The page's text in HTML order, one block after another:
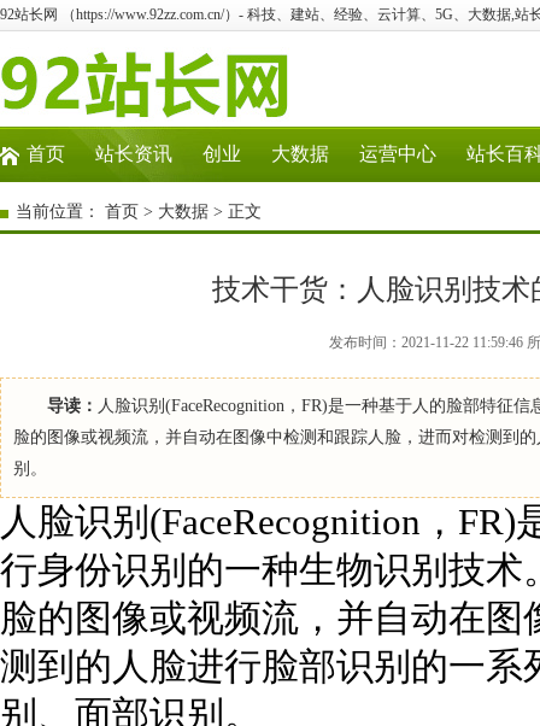
92站长网 （https://www.92zz.com.cn/）- 科技、建站、经验、云计算、5G、大数据,站
首页 站长资讯 创业 大数据 运营中心 站长百
当前位置： 首页 > 大数据 > 正文
技术干货：人脸识别技
发布时间：2021-11-22 11:59:46
导读： 人脸识别(FaceRecognition，FR)是一种基于人的脸部特征
脸的图像或视频流，并自动在图像中检测和跟踪人脸，进而对检测到
别。
人脸识别(FaceRecognition，
行身份识别的一种生物识别技
脸的图像或视频流，并自动在
测到的人脸进行脸部识别的一
别、面部识别。